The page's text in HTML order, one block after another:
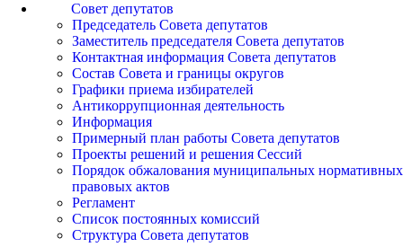
Совет депутатов
Председатель Совета депутатов
Заместитель председателя Совета депутатов
Контактная информация Совета депутатов
Состав Совета и границы округов
Графики приема избирателей
Антикоррупционная деятельность
Информация
Примерный план работы Совета депутатов
Проекты решений и решения Сессий
Порядок обжалования муниципальных нормативных
правовых актов
Регламент
Список постоянных комиссий
Структура Совета депутатов